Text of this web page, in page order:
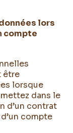
lors
compte
être
lorsque
dans le
d’un contrat
compte